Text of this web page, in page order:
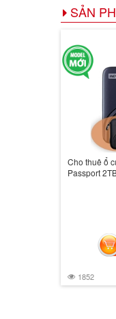
SẢN
Cho thuê ổ
Passport
1852